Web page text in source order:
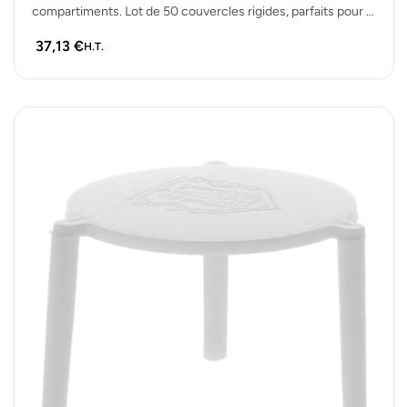
compartiments. Lot de 50 couvercles rigides, parfaits pour la
37,13 €H.T.